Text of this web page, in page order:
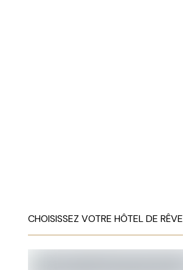
CHOISISSEZ VOTRE HÔTEL DE RÊVE